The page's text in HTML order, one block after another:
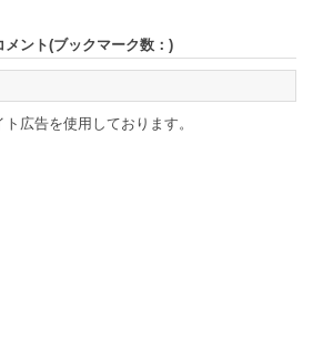
ント(ブックマーク数： )
広告を使用しております。